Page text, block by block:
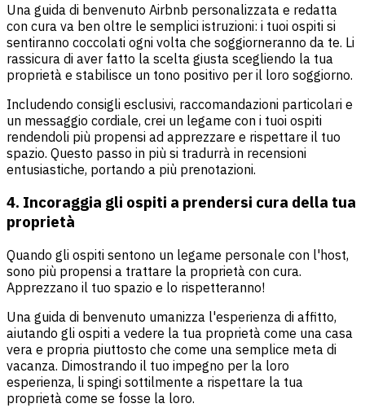
Una guida di benvenuto Airbnb personalizzata e redatta
con cura va ben oltre le semplici istruzioni: i tuoi ospiti si
sentiranno coccolati ogni volta che soggiorneranno da te. Li
rassicura di aver fatto la scelta giusta scegliendo la tua
proprietà e stabilisce un tono positivo per il loro soggiorno.
Includendo consigli esclusivi, raccomandazioni particolari e
un messaggio cordiale, crei un legame con i tuoi ospiti
rendendoli più propensi ad apprezzare e rispettare il tuo
spazio. Questo passo in più si tradurrà in recensioni
entusiastiche, portando a più prenotazioni.
4. Incoraggia gli ospiti a prendersi cura della tua
proprietà
Quando gli ospiti sentono un legame personale con l'host,
sono più propensi a trattare la proprietà con cura.
Apprezzano il tuo spazio e lo rispetteranno!
Una guida di benvenuto umanizza l'esperienza di affitto,
aiutando gli ospiti a vedere la tua proprietà come una casa
vera e propria piuttosto che come una semplice meta di
vacanza. Dimostrando il tuo impegno per la loro
esperienza, li spingi sottilmente a rispettare la tua
proprietà come se fosse la loro.